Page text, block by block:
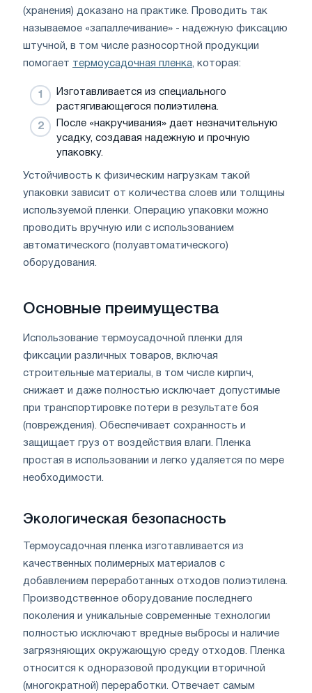
(хранения) доказано на практике. Проводить так
называемое «запаллечивание» - надежную фиксацию
штучной, в том числе разносортной продукции
помогает термоусадочная пленка , которая:
Изготавливается из специального
растягивающегося полиэтилена.
После «накручивания» дает незначительную
усадку, создавая надежную и прочную
упаковку.
Устойчивость к физическим нагрузкам такой
упаковки зависит от количества слоев или толщины
используемой пленки. Операцию упаковки можно
проводить вручную или с использованием
автоматического (полуавтоматического)
оборудования.
Основные преимущества
Использование термоусадочной пленки для
фиксации различных товаров, включая
строительные материалы, в том числе кирпич,
снижает и даже полностью исключает допустимые
при транспортировке потери в результате боя
(повреждения). Обеспечивает сохранность и
защищает груз от воздействия влаги. Пленка
простая в использовании и легко удаляется по мере
необходимости.
Экологическая безопасность
Термоусадочная пленка изготавливается из
качественных полимерных материалов с
добавлением переработанных отходов полиэтилена.
Производственное оборудование последнего
поколения и уникальные современные технологии
полностью исключают вредные выбросы и наличие
загрязняющих окружающую среду отходов. Пленка
относится к одноразовой продукции вторичной
(многократной) переработки. Отвечает самым